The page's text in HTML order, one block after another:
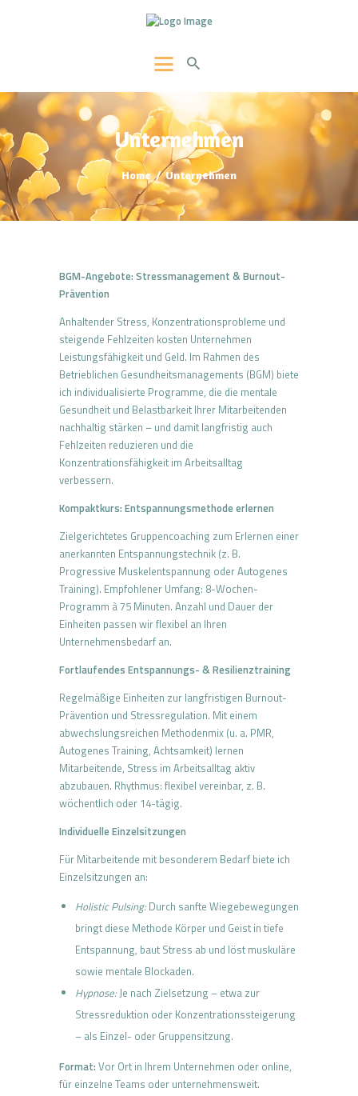
Unternehmen
Home Unternehmen
Jitka Liska
PSYCHOTHERAPIE UND
BERATUNG
EMDR
HYPNOSE
STRESSMANAGEMENT
KONTAKT AUFNEHMEN
BGM-Angebote: Stressmanagement & Burnout-
Prävention
Anhaltender Stress, Konzentrationsprobleme und
steigende Fehlzeiten kosten Unternehmen
Leistungsfähigkeit und Geld. Im Rahmen des
Betrieblichen Gesundheitsmanagements (BGM) biete
ich individualisierte Programme, die die mentale
Gesundheit und Belastbarkeit Ihrer Mitarbeitenden
nachhaltig stärken – und damit langfristig auch
Fehlzeiten reduzieren und die
Konzentrationsfähigkeit im Arbeitsalltag
verbessern.
Kompaktkurs: Entspannungsmethode erlernen
Zielgerichtetes Gruppencoaching zum Erlernen einer
anerkannten Entspannungstechnik (z. B.
Progressive Muskelentspannung oder Autogenes
Training). Empfohlener Umfang: 8-Wochen-
Programm à 75 Minuten. Anzahl und Dauer der
Einheiten passen wir flexibel an Ihren
Unternehmensbedarf an.
Fortlaufendes Entspannungs- & Resilienztraining
Regelmäßige Einheiten zur langfristigen Burnout-
Prävention und Stressregulation. Mit einem
abwechslungsreichen Methodenmix (u. a. PMR,
Autogenes Training, Achtsamkeit) lernen
Mitarbeitende, Stress im Arbeitsalltag aktiv
abzubauen. Rhythmus: flexibel vereinbar, z. B.
wöchentlich oder 14-tägig.
Individuelle Einzelsitzungen
Für Mitarbeitende mit besonderem Bedarf biete ich
Einzelsitzungen an:
Holistic Pulsing:Durch sanfte Wiegebewegungen
bringt diese Methode Körper und Geist in tiefe
Entspannung, baut Stress ab und löst muskuläre
sowie mentale Blockaden.
Hypnose:Je nach Zielsetzung – etwa zur
Stressreduktion oder Konzentrationssteigerung
– als Einzel- oder Gruppensitzung.
Format: Vor Ort in Ihrem Unternehmen oder online,
für einzelne Teams oder unternehmensweit.